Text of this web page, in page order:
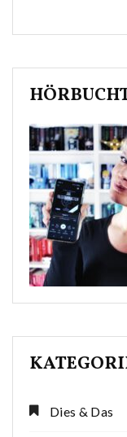
Dies & Das